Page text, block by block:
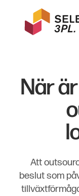
När
Att
beslut som
Skräddarsytt för
Referenser
Tredjepartslogistik
Selected 3PL
Hållbar 3PL
Vår anläggning